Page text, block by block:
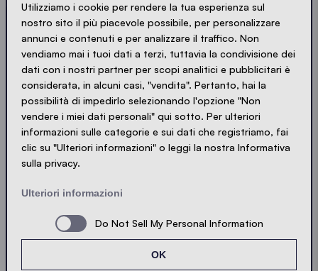
SONO D'ACCORDO CON LA PRIVACY POLICY
LOADING - LOADING - LOADING - LOADING -
Contatto
Sitemap
Utilizziamo i cookie per rendere la tua esperienza sul
nostro sito il più piacevole possibile, per personalizzare
annunci e contenuti e per analizzare il traffico. Non
vendiamo mai i tuoi dati a terzi, tuttavia la condivisione dei
dati con i nostri partner per scopi analitici e pubblicitari è
considerata, in alcuni casi, "vendita". Pertanto, hai la
possibilità di impedirlo selezionando l'opzione "Non
vendere i miei dati personali" qui sotto. Per ulteriori
informazioni sulle categorie e sui dati che registriamo, fai
clic su "Ulteriori informazioni" o leggi la nostra Informativa
sulla privacy.
Ulteriori informazioni
Do Not Sell My Personal Information
OK